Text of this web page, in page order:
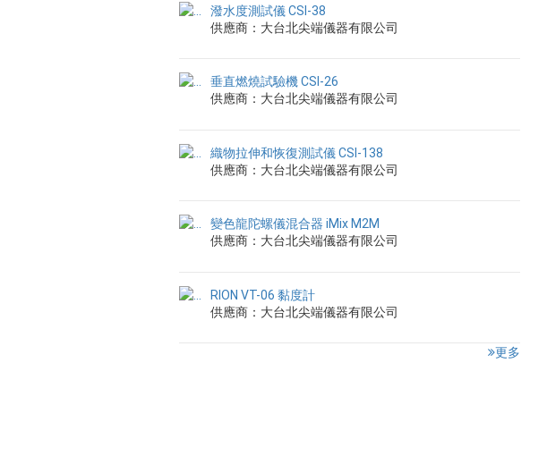
潑水度測試儀 CSI-38
供應商：大台北尖端儀器有限公司
垂直燃燒試驗機 CSI-26
供應商：大台北尖端儀器有限公司
織物拉伸和恢復測試儀 CSI-138
供應商：大台北尖端儀器有限公司
變色龍陀螺儀混合器 iMix M2M
供應商：大台北尖端儀器有限公司
RION VT-06 黏度計
供應商：大台北尖端儀器有限公司
更多